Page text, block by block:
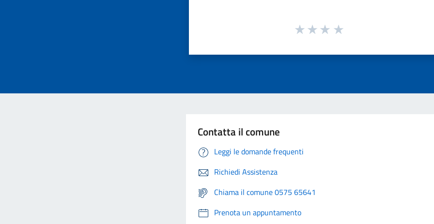
Contatta il comune
Leggi le domande frequenti
Richiedi Assistenza
Chiama il comune 0575 65641
Prenota un appuntamento